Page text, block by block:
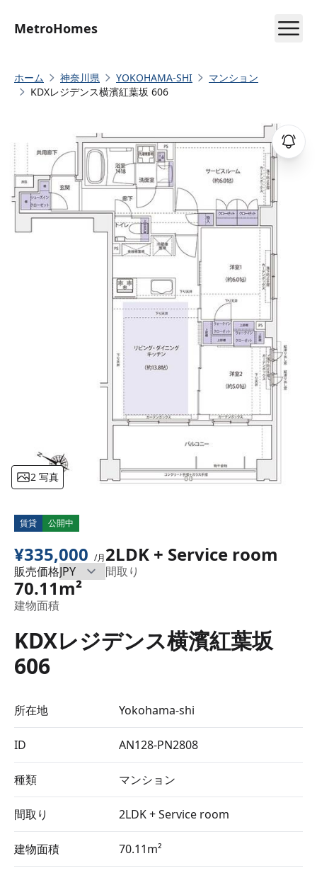
MetroHomes
ホーム 神奈川県 YOKOHAMA-SHI
マンション
KDXレジデンス横濱紅葉坂 606
2 写真
賃貸 公開中
¥335,000 /月
販売価格
2LDK + Service room
間取り
70.11m²
建物面積
KDXレジデンス横濱紅葉坂
606
所在地 Yokohama-shi
ID AN128-PN2808
種類 マンション
間取り 2LDK + Service room
建物面積 70.11m²